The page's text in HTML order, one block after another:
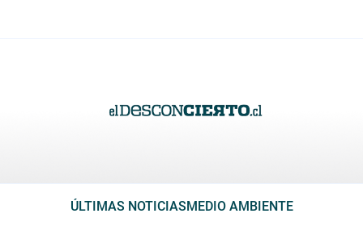
ÚLTIMAS NOTICIASMEDIO AMBIENTE